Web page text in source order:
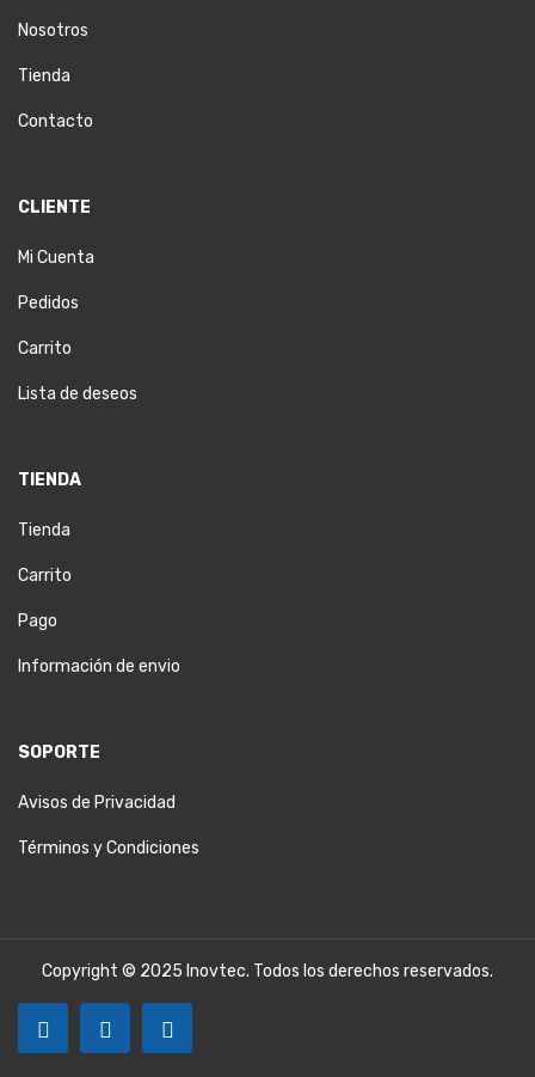
Nosotros
Tienda
Contacto
CLIENTE
Mi Cuenta
Pedidos
Carrito
Lista de deseos
TIENDA
Tienda
Carrito
Pago
Información de envio
SOPORTE
Avisos de Privacidad
Términos y Condiciones
Copyright © 2025 Inovtec. Todos los derechos reservados.